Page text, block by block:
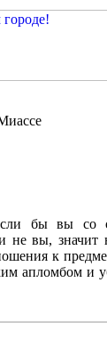
бы вы со
вы, значит
к
апломбом и